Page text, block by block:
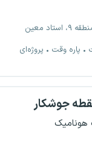
۹، استاد معین
پاره وقت پروژه‌ای
جوشکار
هونامیک